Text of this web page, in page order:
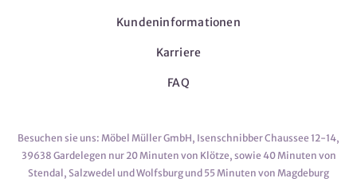
Kundeninformationen
Karriere
FAQ
Besuchen sie uns: Möbel Müller GmbH, Isenschnibber Chaussee 12-14,
39638 Gardelegen nur 20 Minuten von Klötze, sowie 40 Minuten von
Stendal, Salzwedel und Wolfsburg und 55 Minuten von Magdeburg